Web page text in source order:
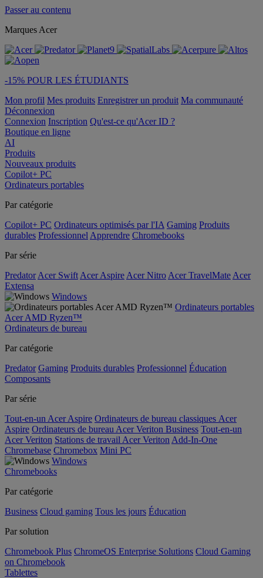
Passer au contenu
Marques Acer
-15% POUR LES ÉTUDIANTS
Mon profil Mes produits Enregistrer un produit Ma communauté
Déconnexion
Connexion Inscription Qu'est-ce qu'Acer ID ?
Boutique en ligne
AI
Produits
Nouveaux produits
Copilot+ PC
Ordinateurs portables
Par catégorie
Copilot+ PC Ordinateurs optimisés par l'IA Gaming Produits
durables Professionnel Apprendre Chromebooks
Par série
Predator Acer Swift Acer Aspire Acer Nitro Acer TravelMate Acer
Extensa
Windows
Ordinateurs portables
Acer AMD Ryzen™
Ordinateurs de bureau
Par catégorie
Predator Gaming Produits durables Professionnel Éducation
Composants
Par série
Tout-en-un Acer Aspire Ordinateurs de bureau classiques Acer
Aspire Ordinateurs de bureau Acer Veriton Business Tout-en-un
Acer Veriton Stations de travail Acer Veriton Add-In-One
Chromebase Chromebox Mini PC
Windows
Chromebooks
Par catégorie
Business Cloud gaming Tous les jours Éducation
Par solution
Chromebook Plus ChromeOS Enterprise Solutions Cloud Gaming
on Chromebook
Tablettes